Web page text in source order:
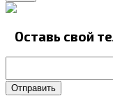
Оставь свой
Отправить